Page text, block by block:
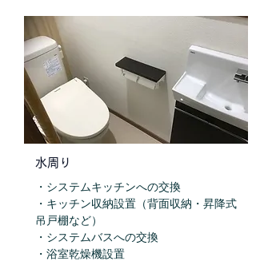
水周り
・システムキッチンへの交換
・キッチン収納設置（背面収納・昇降式
吊戸棚など）
・システムバスへの交換
・浴室乾燥機設置